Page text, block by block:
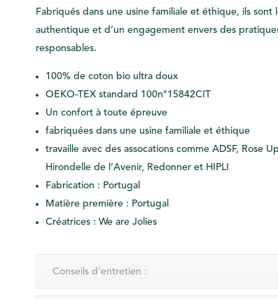
Fabriqués dans une usine familiale et éthique, ils sont
authentique et d’un engagement envers des
responsables.
100% de coton bio ultra doux
OEKO-TEX standard 100n°15842CIT
Un confort à toute épreuve
fabriquées dans une usine familialeet éthique
travaille avec des assocationscomme ADSF, Rose
Hirondelle de l’Avenir, Redonner et HIPLI
Fabrication : Portugal
Matière première : Portugal
Créatrices : We are Jolies
Conseils d'entretien :